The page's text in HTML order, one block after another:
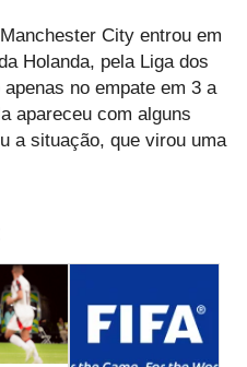
City entrou em
Holanda, pela Liga dos
no empate em 3 a
apareceu com alguns
a situação, que virou uma